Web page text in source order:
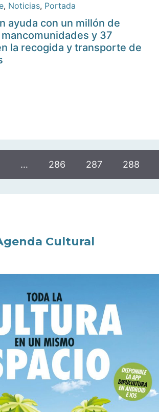
, Noticias, Portada
ayuda con un millón de
y 37
la recogida y transporte de
… 286 287 288
Cultural